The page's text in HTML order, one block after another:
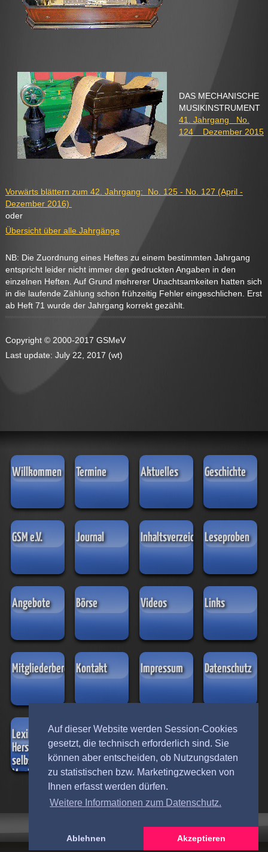
Auf dieser Website werden Session-Cookies
gesetzt, die technisch erforderlich sind. Sie
können aber entscheiden, ob Nutzungsdaten
zu statistischen bzw. Marketingzwecken von
Ihnen erfasst werden dürfen.
Weitere Informationen zum Datenschutz.
Ablehnen Akzeptieren
DAS MECHANISCHE
MUSIKINSTRUMENT
41. Jahrgang No.
124 Dezember 2015
Vorwärts blättern zum 42. Jahrgang: No. 125 - No. 127 (April -
Dezember 2016)
oder
Übersicht über alle Jahrgänge
NB: Die Zuordnung eines Heftes zu einem bestimmten Jahrgang
entspricht leider nicht immer den gedruckten Angaben in den
einzelnen Heften. Auf Grund mehrerer Unachtsamkeiten hatten sich
in die laufende Zählung schon frühzeitig Fehler eingeschlichen. Erst
ab Heft 71 wurde der Jahrgang korrekt gezählt.
Copyright © 2000-2017 GSMeV
Last update: July 22, 2017 (wt)
Willkommen Termine Aktuelles Geschichte
GSM e.V. Journal InhaltsverzeichnisseLeseproben
Angebote Börse Videos Links
MitgliederbereichKontakt Impressum Datenschutz
Lexikon der
Hersteller
selbstspielender
Musikinstrumente
aus Leipzig